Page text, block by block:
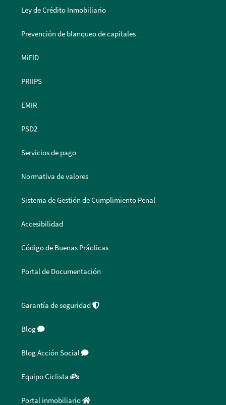
Ley de Crédito Inmobiliario
Prevención de blanqueo de capitales
MiFID
PRIIPS
EMIR
PSD2
Servicios de pago
Normativa de valores
Sistema de Gestión de Cumplimiento Penal
Accesibilidad
Código de Buenas Prácticas
Portal de Documentación
Garantía de seguridad
Blog
Blog Acción Social
Equipo Ciclista
Portal inmobiliario